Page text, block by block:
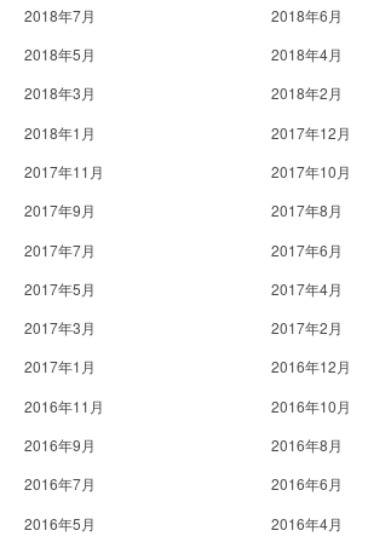
2018年7月
2018年6月
2018年5月
2018年4月
2018年3月
2018年2月
2018年1月
2017年12月
2017年11月
2017年10月
2017年9月
2017年8月
2017年7月
2017年6月
2017年5月
2017年4月
2017年3月
2017年2月
2017年1月
2016年12月
2016年11月
2016年10月
2016年9月
2016年8月
2016年7月
2016年6月
2016年5月
2016年4月